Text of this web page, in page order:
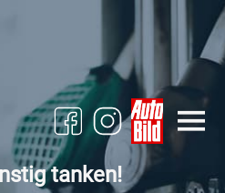
tanken!